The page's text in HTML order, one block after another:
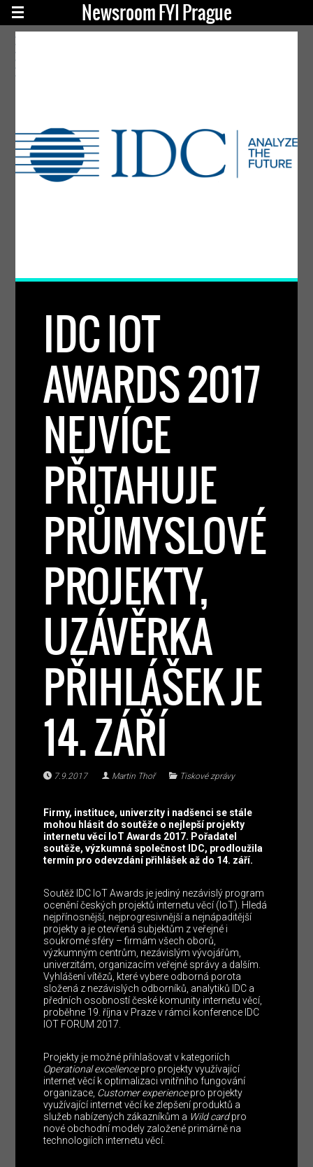
Newsroom FYI Prague
IDC IOT
AWARDS 2017
NEJVÍCE
PŘITAHUJE
PRŮMYSLOVÉ
PROJEKTY,
UZÁVĚRKA
PŘIHLÁŠEK JE
14. ZÁŘÍ
7.9.2017 Martin Thoř Tiskové zprávy
Firmy, instituce, univerzity i nadšenci se stále
mohou hlásit do soutěže o nejlepší projekty
internetu věcí IoT Awards 2017. Pořadatel
soutěže, výzkumná společnost IDC, prodloužila
termín pro odevzdání přihlášek až do 14. září.
Soutěž IDC IoT Awards je jediný nezávislý program
ocenění českých projektů internetu věcí (IoT). Hledá
nejpřínosnější, nejprogresivnější a nejnápaditější
projekty a je otevřená subjektům z veřejné i
soukromé sféry – firmám všech oborů,
výzkumným centrům, nezávislým vývojářům,
univerzitám, organizacím veřejné správy a dalším.
Vyhlášení vítězů, které vybere odborná porota
složená z nezávislých odborníků, analytiků IDC a
předních osobností české komunity internetu věcí,
proběhne 19. října v Praze v rámci konference IDC
IOT FORUM 2017.
Projekty je možné přihlašovat v kategoriích
Operational excellencepro projekty využívající
internet věcí k optimalizaci vnitřního fungování
organizace, Customer experiencepro projekty
využívající internet věcí ke zlepšení produktů a
služeb nabízených zákazníkům a Wild cardpro
nové obchodní modely založené primárně na
technologiích internetu věcí.